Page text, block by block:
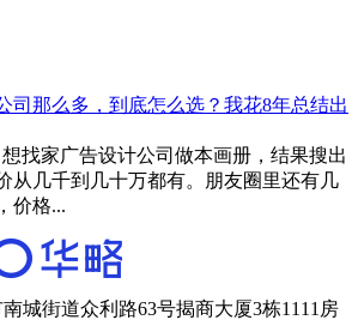
司那么多，到底怎么选？我花8年总结出
找家广告设计公司做本画册，结果搜出
从几千到几十万都有。朋友圈里还有几
价格...
城街道众利路63号揭商大厦3栋1111房